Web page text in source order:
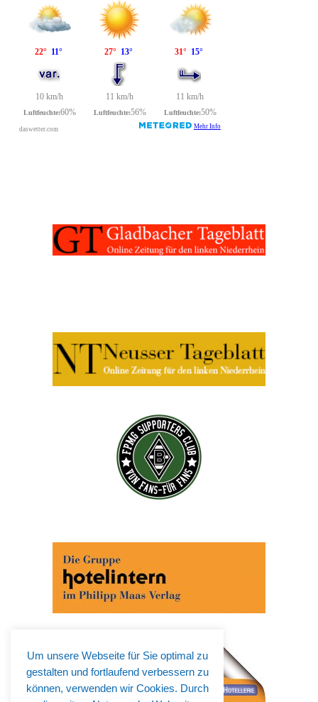
Um unsere Webseite für Sie optimal zu
gestalten und fortlaufend verbessern zu
können, verwenden wir Cookies. Durch